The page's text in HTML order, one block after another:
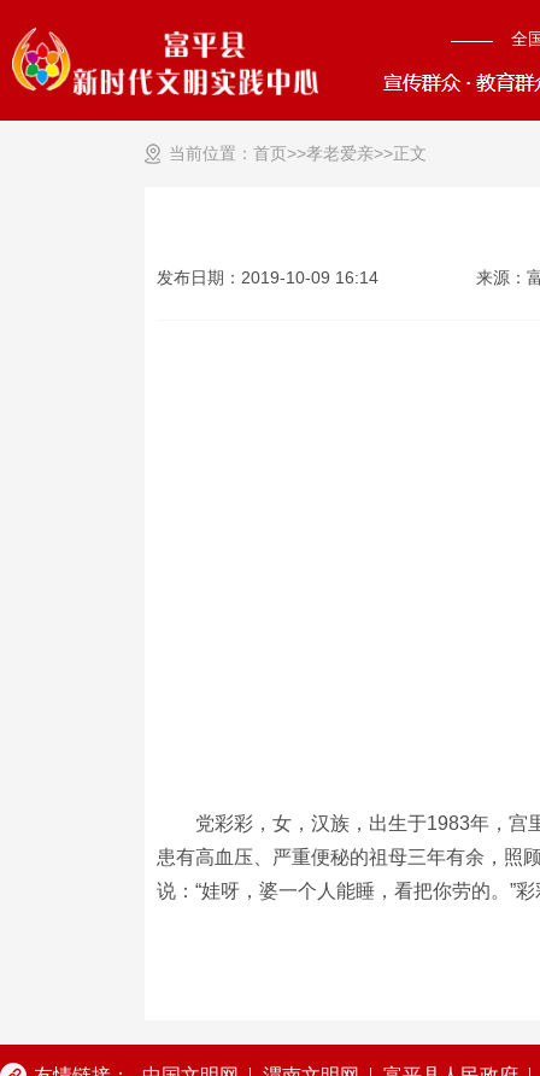
全
当前位置： 首页>>孝老爱亲>>正文
发布日期：2019-10-09 16:14 来源：
党彩彩，女，汉族，出生于1983年，宫
患有高血压、严重便秘的祖母三年有余，照
说：“娃呀，婆一个人能睡，看把你劳的。”